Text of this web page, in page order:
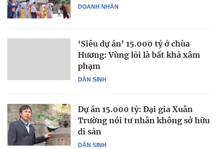
DOANH NHÂN
DÂN SINH
‘Siêu dự án’ 15.000 tỷ ở chùa
Hương: Vùng lõi là bất khả xâm
phạm
DÂN SINH
Dự án 15.000 tỷ: Đại gia Xuân
Trường nói tư nhân không sở hữu
di sản